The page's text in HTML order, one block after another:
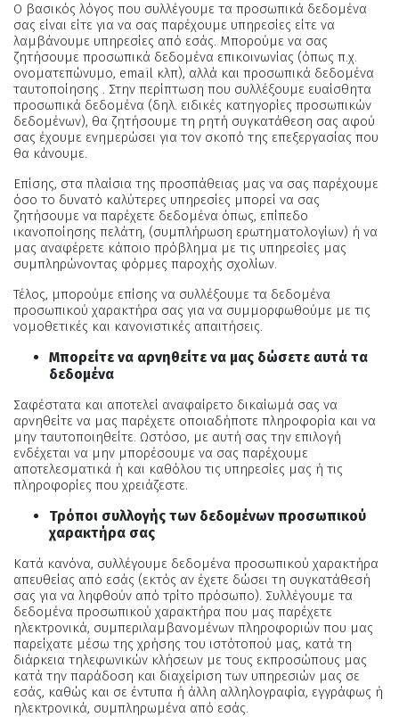
Ο βασικός λόγος που συλλέγουμε τα προσωπικά δεδομένα
σας είναι είτε για να σας παρέχουμε υπηρεσίες είτε να
λαμβάνουμε υπηρεσίες από εσάς. Μπορούμε να σας
ζητήσουμε προσωπικά δεδομένα επικοινωνίας (όπως π.χ.
ονοματεπώνυμο, email κλπ), αλλά και προσωπικά δεδομένα
ταυτοποίησης . Στην περίπτωση που συλλέξουμε ευαίσθητα
προσωπικά δεδομένα (δηλ. ειδικές κατηγορίες προσωπικών
δεδομένων), θα ζητήσουμε τη ρητή συγκατάθεση σας αφού
σας έχουμε ενημερώσει για τον σκοπό της επεξεργασίας που
θα κάνουμε.
Επίσης, στα πλαίσια της προσπάθειας μας να σας παρέχουμε
όσο το δυνατό καλύτερες υπηρεσίες μπορεί να σας
ζητήσουμε να παρέχετε δεδομένα όπως, επίπεδο
ικανοποίησης πελάτη, (συμπλήρωση ερωτηματολογίων) ή να
μας αναφέρετε κάποιο πρόβλημα με τις υπηρεσίες μας
συμπληρώνοντας φόρμες παροχής σχολίων.
Τέλος, μπορούμε επίσης να συλλέξουμε τα δεδομένα
προσωπικού χαρακτήρα σας για να συμμορφωθούμε με τις
νομοθετικές και κανονιστικές απαιτήσεις.
Μπορείτε να αρνηθείτε να μας δώσετε αυτά τα
δεδομένα
Σαφέστατα και αποτελεί αναφαίρετο δικαίωμά σας να
αρνηθείτε να μας παρέχετε οποιαδήποτε πληροφορία και να
μην ταυτοποιηθείτε. Ωστόσο, με αυτή σας την επιλογή
ενδέχεται να μην μπορέσουμε να σας παρέχουμε
αποτελεσματικά ή και καθόλου τις υπηρεσίες μας ή τις
πληροφορίες που χρειάζεστε.
Τρόποι συλλογής των δεδομένων προσωπικού
χαρακτήρα σας
Κατά κανόνα, συλλέγουμε δεδομένα προσωπικού χαρακτήρα
απευθείας από εσάς (εκτός αν έχετε δώσει τη συγκατάθεσή
σας για να ληφθούν από τρίτο πρόσωπο). Συλλέγουμε τα
δεδομένα προσωπικού χαρακτήρα που μας παρέχετε
ηλεκτρονικά, συμπεριλαμβανομένων πληροφοριών που μας
παρείχατε μέσω της χρήσης του ιστότοπού μας, κατά τη
διάρκεια τηλεφωνικών κλήσεων με τους εκπροσώπους μας
κατά την παράδοση και διαχείριση των υπηρεσιών μας σε
εσάς, καθώς και σε έντυπα ή άλλη αλληλογραφία, εγγράφως ή
ηλεκτρονικά, συμπληρωμένα από εσάς.